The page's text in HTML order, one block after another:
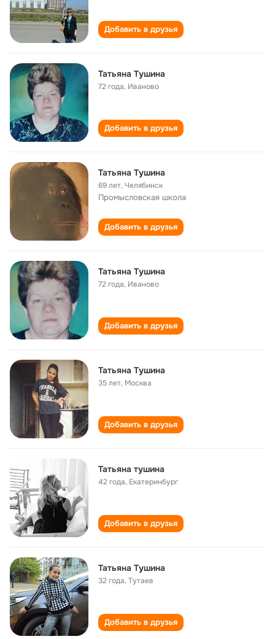
Добавить в друзья
Татьяна Тушина
72 года, Иваново
Добавить в друзья
Татьяна Тушина
69 лет,Челябинск
Промысловская школа
Добавить в друзья
Татьяна Тушина
72 года, Иваново
Добавить в друзья
Татьяна Тушина
35 лет, Москва
Добавить в друзья
Татьяна тушина
42 года, Екатеринбург
Добавить в друзья
Татьяна Тушина
32 года,Тутаев
Добавить в друзья